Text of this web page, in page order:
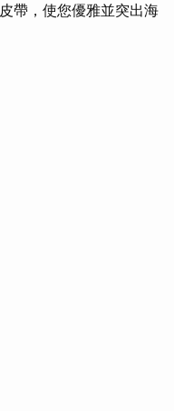
帶，使您優雅並突出海